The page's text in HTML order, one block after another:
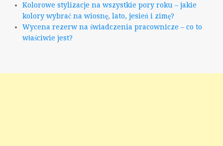
Kolorowe stylizacje na wszystkie pory roku – jakie
kolory wybrać na wiosnę, lato, jesień i zimę?
Wycena rezerw na świadczenia pracownicze – co to
właściwie jest?